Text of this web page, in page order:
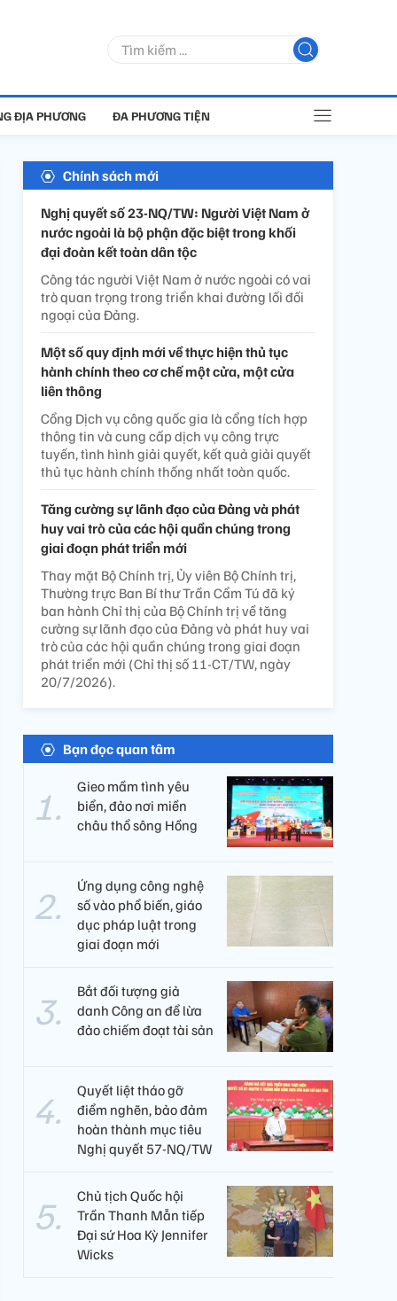
ĐỊA PHƯƠNG ĐA PHƯƠNG TIỆN
Chính sách mới
Nghị quyết số 23-NQ/TW: Người Việt Nam ở
nước ngoài là bộ phận đặc biệt trong khối
đại đoàn kết toàn dân tộc
Công tác người Việt Nam ở nước ngoài có vai
trò quan trọng trong triển khai đường lối đối
ngoại của Đảng.
Một số quy định mới về thực hiện thủ tục
hành chính theo cơ chế một cửa, một cửa
liên thông
Cổng Dịch vụ công quốc gia là cổng tích hợp
thông tin và cung cấp dịch vụ công trực
tuyến, tình hình giải quyết, kết quả giải quyết
thủ tục hành chính thống nhất toàn quốc.
Tăng cường sự lãnh đạo của Đảng và phát
huy vai trò của các hội quần chúng trong
giai đoạn phát triển mới
Thay mặt Bộ Chính trị, Ủy viên Bộ Chính trị,
Thường trực Ban Bí thư Trần Cẩm Tú đã ký
ban hành Chỉ thị của Bộ Chính trị về tăng
cường sự lãnh đạo của Đảng và phát huy vai
trò của các hội quần chúng trong giai đoạn
phát triển mới (Chỉ thị số 11-CT/TW, ngày
20/7/2026).
Bạn đọc quan tâm
Gieo mầm tình yêu
biển, đảo nơi miền
châu thổ sông Hồng
Ứng dụng công nghệ
số vào phổ biến, giáo
dục pháp luật trong
giai đoạn mới
Bắt đối tượng giả
danh Công an để lừa
đảo chiếm đoạt tài sản
Quyết liệt tháo gỡ
điểm nghẽn, bảo đảm
hoàn thành mục tiêu
Nghị quyết 57-NQ/TW
Chủ tịch Quốc hội
Trần Thanh Mẫn tiếp
Đại sứ Hoa Kỳ Jennifer
Wicks